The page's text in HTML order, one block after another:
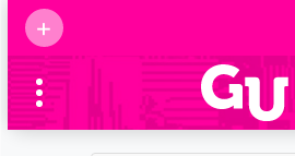
+
Supermamás
2025
Marcas de
confianza